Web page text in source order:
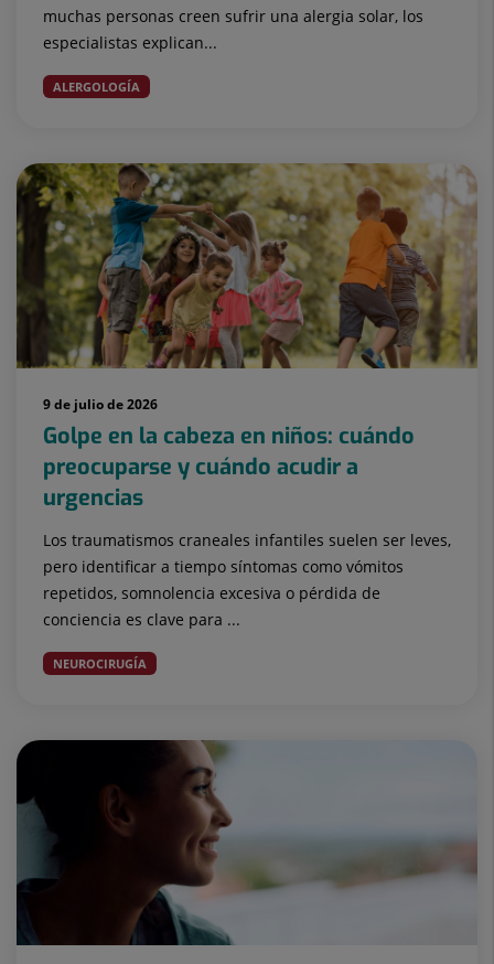
muchas personas creen sufrir una alergia solar, los
especialistas explican...
ALERGOLOGÍA
9 de julio de 2026
Golpe en la cabeza en niños: cuándo
preocuparse y cuándo acudir a
urgencias
Los traumatismos craneales infantiles suelen ser leves,
pero identificar a tiempo síntomas como vómitos
repetidos, somnolencia excesiva o pérdida de
conciencia es clave para ...
NEUROCIRUGÍA